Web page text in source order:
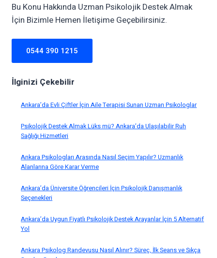
Bu Konu Hakkında Uzman Psikolojik Destek Almak
İçin Bizimle Hemen İletişime Geçebilirsiniz.
0544 390 1215
İlginizi Çekebilir
Ankara’da Evli Çiftler İçin Aile Terapisi Sunan Uzman Psikologlar
Psikolojik Destek Almak Lüks mü? Ankara’da Ulaşılabilir Ruh
Sağlığı Hizmetleri
Ankara Psikologları Arasında Nasıl Seçim Yapılır? Uzmanlık
Alanlarına Göre Karar Verme
Ankara’da Üniversite Öğrencileri İçin Psikolojik Danışmanlık
Seçenekleri
Ankara’da Uygun Fiyatlı Psikolojik Destek Arayanlar İçin 5 Alternatif
Yol
Ankara Psikolog Randevusu Nasıl Alınır? Süreç, İlk Seans ve Sıkça